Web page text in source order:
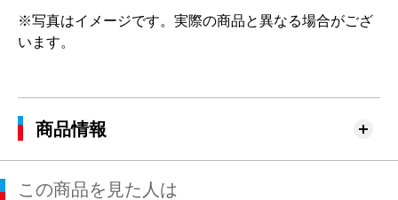
※写真はイメージです。実際の商品と異なる場合がござ
います。
商品情報
この商品を見た人は